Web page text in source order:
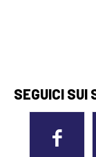
SEGUICI SUI